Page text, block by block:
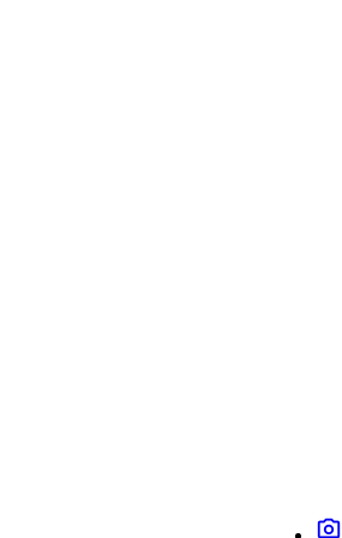
photo_camera